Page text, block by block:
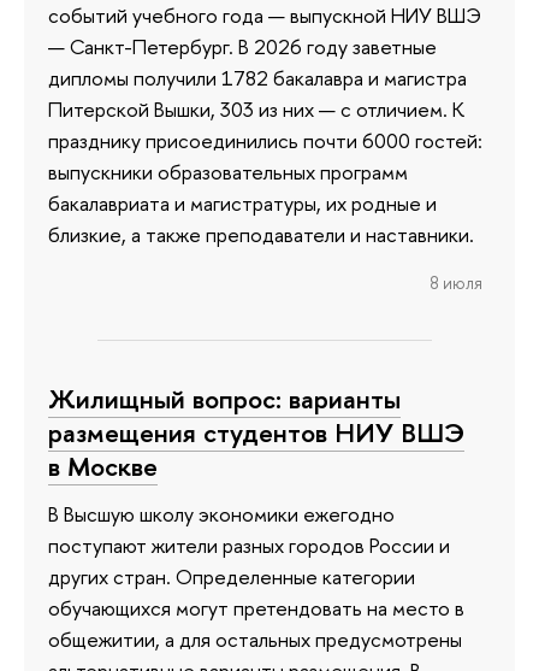
событий учебного года — выпускной НИУ ВШЭ
— Санкт-Петербург. В 2026 году заветные
дипломы получили 1782 бакалавра и магистра
Питерской Вышки, 303 из них — с отличием. К
празднику присоединились почти 6000 гостей:
выпускники образовательных программ
бакалавриата и магистратуры, их родные и
близкие, а также преподаватели и наставники.
8 июля
Жилищный вопрос: варианты
размещения студентов НИУ ВШЭ
в Москве
В Высшую школу экономики ежегодно
поступают жители разных городов России и
других стран. Определенные категории
обучающихся могут претендовать на место в
общежитии, а для остальных предусмотрены